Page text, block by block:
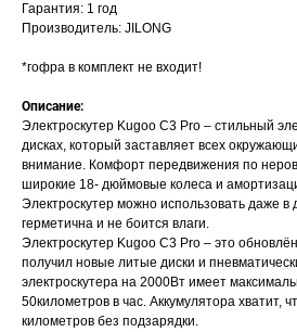
Гарантия: 1 год
Производитель: JILONG
*гофра в комплект не входит!
Описание:
Электроскутер Kugoo C3 Pro – стильный
дисках, который заставляет всех
внимание. Комфорт передвижения по
широкие 18- дюймовые колеса и
Электроскутер можно использовать даже в
герметична и не боится влаги.
Электроскутер Kugoo C3 Pro – это
получил новые литые диски и
электроскутера на 2000Вт имеет
50километров в час. Аккумулятора хватит,
километров без подзарядки.